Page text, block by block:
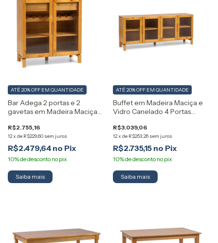
Bar Adega 2 portas e 2
gavetas em Madeira Maciça
R$2.755,16
12x de R$229,60 sem juros
ATÉ 20% OFF EM QUANTIDADE
R$2.479,64
Buffet em Madeira Maciça e
Vidro Canelado 4 Portas
R$3.039,06
12x de R$253,26 sem juros
ATÉ 20% OFF EM QUANTIDADE
R$2.735,15